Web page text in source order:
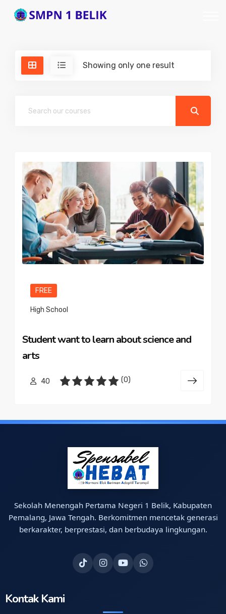
Showing only one result
FREE
High School
Student want to learn about science and
arts
40 (0)
Sekolah Menengah Pertama Negeri 1 Belik, Kabupaten
Pemalang, Jawa Tengah. Berkomitmen mencetak generasi
berkarakter, berprestasi, dan berbudaya lingkungan.
Kontak Kami